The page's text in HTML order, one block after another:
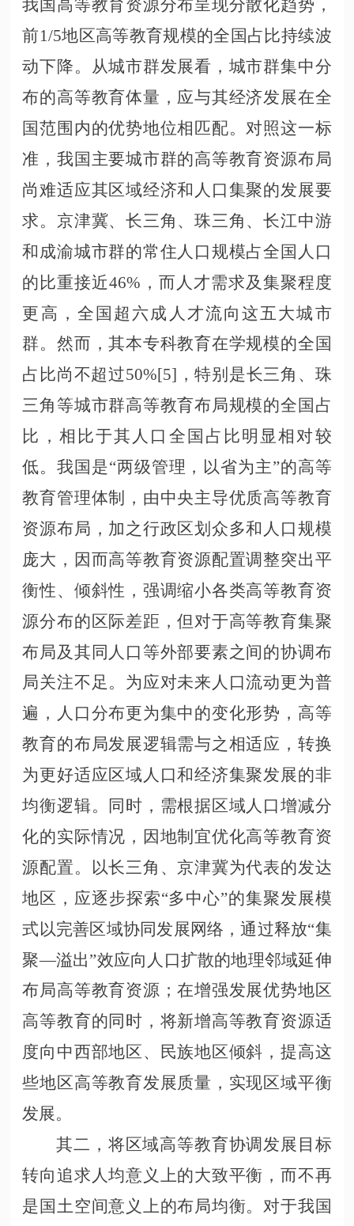
我国高等教育资源分布呈现分散化趋势，
前1/5地区高等教育规模的全国占比持续波
动下降。从城市群发展看，城市群集中分
布的高等教育体量，应与其经济发展在全
国范围内的优势地位相匹配。对照这一标
准，我国主要城市群的高等教育资源布局
尚难适应其区域经济和人口集聚的发展要
求。京津冀、长三角、珠三角、长江中游
和成渝城市群的常住人口规模占全国人口
的比重接近46%，而人才需求及集聚程度
更高，全国超六成人才流向这五大城市
群。然而，其本专科教育在学规模的全国
占比尚不超过50%[5]，特别是长三角、珠
三角等城市群高等教育布局规模的全国占
比，相比于其人口全国占比明显相对较
低。我国是“两级管理，以省为主”的高等
教育管理体制，由中央主导优质高等教育
资源布局，加之行政区划众多和人口规模
庞大，因而高等教育资源配置调整突出平
衡性、倾斜性，强调缩小各类高等教育资
源分布的区际差距，但对于高等教育集聚
布局及其同人口等外部要素之间的协调布
局关注不足。为应对未来人口流动更为普
遍，人口分布更为集中的变化形势，高等
教育的布局发展逻辑需与之相适应，转换
为更好适应区域人口和经济集聚发展的非
均衡逻辑。同时，需根据区域人口增减分
化的实际情况，因地制宜优化高等教育资
源配置。以长三角、京津冀为代表的发达
地区，应逐步探索“多中心”的集聚发展模
式以完善区域协同发展网络，通过释放“集
聚—溢出”效应向人口扩散的地理邻域延伸
布局高等教育资源；在增强发展优势地区
高等教育的同时，将新增高等教育资源适
度向中西部地区、民族地区倾斜，提高这
些地区高等教育发展质量，实现区域平衡
发展。
其二，将区域高等教育协调发展目标
转向追求人均意义上的大致平衡，而不再
是国土空间意义上的布局均衡。对于我国